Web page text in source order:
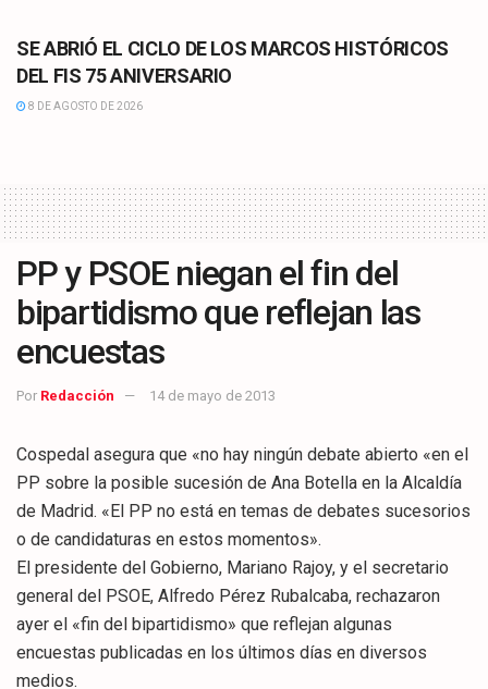
SE ABRIÓ EL CICLO DE LOS MARCOS HISTÓRICOS
DEL FIS 75 ANIVERSARIO
8 DE AGOSTO DE 2026
PP y PSOE niegan el fin del
bipartidismo que reflejan las
encuestas
Por Redacción 14 de mayo de 2013
Cospedal asegura que «no hay ningún debate abierto «en el
PP sobre la posible sucesión de Ana Botella en la Alcaldía
de Madrid. «El PP no está en temas de debates sucesorios
o de candidaturas en estos momentos».
El presidente del Gobierno, Mariano Rajoy, y el secretario
general del PSOE, Alfredo Pérez Rubalcaba, rechazaron
ayer el «fin del bipartidismo» que reflejan algunas
encuestas publicadas en los últimos días en diversos
medios.